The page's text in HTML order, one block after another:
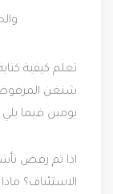
تعلم كيفية
شنغن
يومين فيما
اذا تم رفض
الاستئناف؟